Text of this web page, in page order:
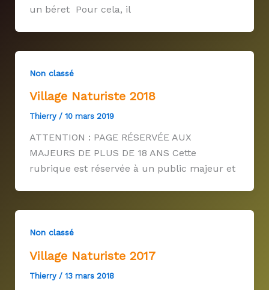
un béret Pour cela, il
Non classé
Village Naturiste 2018
Thierry / 10 mars 2019
ATTENTION : PAGE RÉSERVÉE AUX
MAJEURS DE PLUS DE 18 ANS Cette
rubrique est réservée à un public majeur et
Non classé
Village Naturiste 2017
Thierry / 13 mars 2018